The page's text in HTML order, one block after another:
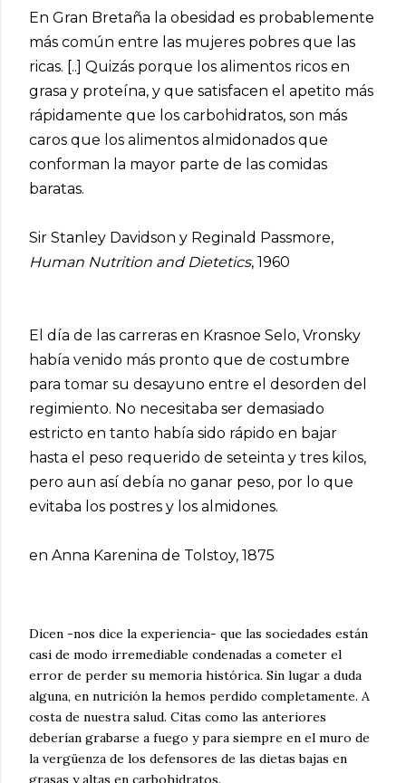
En Gran Bretaña la obesidad es probablemente
más común entre las mujeres pobres que las
ricas. [..] Quizás porque los alimentos ricos en
grasa y proteína, y que satisfacen el apetito más
rápidamente que los carbohidratos, son más
caros que los alimentos almidonados que
conforman la mayor parte de las comidas
baratas.
Sir Stanley Davidson y Reginald Passmore,
Human Nutrition and Dietetics, 1960
El día de las carreras en Krasnoe Selo, Vronsky
había venido más pronto que de costumbre
para tomar su desayuno entre el desorden del
regimiento. No necesitaba ser demasiado
estricto en tanto había sido rápido en bajar
hasta el peso requerido de seteinta y tres kilos,
pero aun así debía no ganar peso, por lo que
evitaba los postres y los almidones.
en Anna Karenina de Tolstoy, 1875
Dicen -nos dice la experiencia- que las sociedades están
casi de modo irremediable condenadas a cometer el
error de perder su memoria histórica. Sin lugar a duda
alguna, en nutrición la hemos perdido completamente. A
costa de nuestra salud. Citas como las anteriores
deberían grabarse a fuego y para siempre en el muro de
la vergüenza de los defensores de las dietas bajas en
grasas y altas en carbohidratos.